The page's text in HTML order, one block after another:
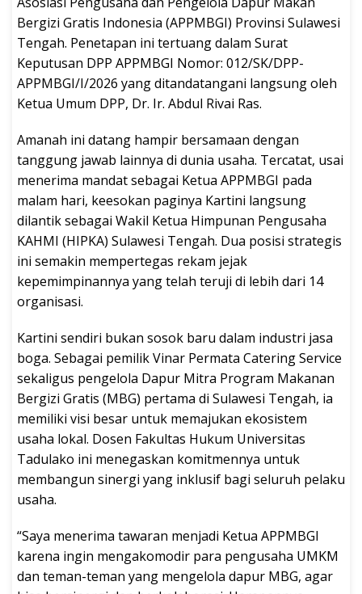
Bergizi Gratis Indonesia (APPMBGI) Provinsi Sulawesi
Tengah. Penetapan ini tertuang dalam Surat
Keputusan DPP APPMBGI Nomor: 012/SK/DPP-
APPMBGI/I/2026 yang ditandatangani langsung oleh
Ketua Umum DPP, Dr. Ir. Abdul Rivai Ras.
Amanah ini datang hampir bersamaan dengan
tanggung jawab lainnya di dunia usaha. Tercatat, usai
menerima mandat sebagai Ketua APPMBGI pada
malam hari, keesokan paginya Kartini langsung
dilantik sebagai Wakil Ketua Himpunan Pengusaha
KAHMI (HIPKA) Sulawesi Tengah. Dua posisi strategis
ini semakin mempertegas rekam jejak
kepemimpinannya yang telah teruji di lebih dari 14
organisasi.
Kartini sendiri bukan sosok baru dalam industri jasa
boga. Sebagai pemilik Vinar Permata Catering Service
sekaligus pengelola Dapur Mitra Program Makanan
Bergizi Gratis (MBG) pertama di Sulawesi Tengah, ia
memiliki visi besar untuk memajukan ekosistem
usaha lokal. Dosen Fakultas Hukum Universitas
Tadulako ini menegaskan komitmennya untuk
membangun sinergi yang inklusif bagi seluruh pelaku
usaha.
“Saya menerima tawaran menjadi Ketua APPMBGI
karena ingin mengakomodir para pengusaha UMKM
dan teman-teman yang mengelola dapur MBG, agar